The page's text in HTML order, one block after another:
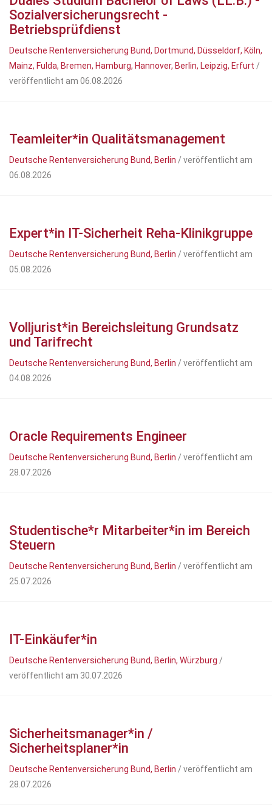
Sozialversicherungsrecht -
Betriebsprüfdienst
Deutsche Rentenversicherung Bund, Dortmund, Düsseldorf, Köln,
Mainz, Fulda, Bremen, Hamburg, Hannover, Berlin, Leipzig, Erfurt /
veröffentlicht am 06.08.2026
Teamleiter*in Qualitätsmanagement
Deutsche Rentenversicherung Bund, Berlin / veröffentlicht am
06.08.2026
Expert*in IT-Sicherheit Reha-Klinikgruppe
Deutsche Rentenversicherung Bund, Berlin / veröffentlicht am
05.08.2026
Volljurist*in Bereichsleitung Grundsatz
und Tarifrecht
Deutsche Rentenversicherung Bund, Berlin / veröffentlicht am
04.08.2026
Oracle Requirements Engineer
Deutsche Rentenversicherung Bund, Berlin / veröffentlicht am
28.07.2026
Studentische*r Mitarbeiter*in im Bereich
Steuern
Deutsche Rentenversicherung Bund, Berlin / veröffentlicht am
25.07.2026
IT-Einkäufer*in
Deutsche Rentenversicherung Bund, Berlin, Würzburg /
veröffentlicht am 30.07.2026
Sicherheitsmanager*in /
Sicherheitsplaner*in
Deutsche Rentenversicherung Bund, Berlin / veröffentlicht am
28.07.2026